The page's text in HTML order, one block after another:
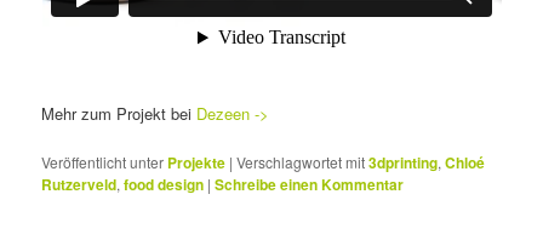
Mehr zum Projekt bei Dezeen ->
Veröffentlicht unter Projekte |Verschlagwortet mit3dprinting,Chloé
Rutzerveld,food design |Schreibe einen Kommentar